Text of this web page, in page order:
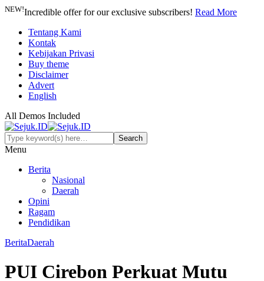
NEW!Incredible offer for our exclusive subscribers! Read More
Tentang Kami
Kontak
Kebijakan Privasi
Buy theme
Disclaimer
Advert
English
All Demos Included
Menu
Berita
Nasional
Daerah
Opini
Ragam
Pendidikan
BeritaDaerah
PUI Cirebon Perkuat Mutu